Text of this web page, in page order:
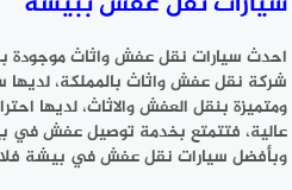
احدث سيارات نقل عفش واثاث
شركة نقل عفش واثاث بالمملكة،
ومتميزة بنقل العفش والاثاث، لديها
عالية، فتتمتع بخدمة توصيل عفش في
وبأفضل سيارات نقل عفش في بيشة فلا